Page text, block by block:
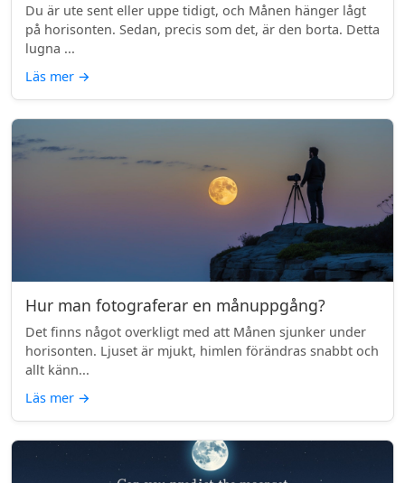
Du är ute sent eller uppe tidigt, och Månen hänger lågt
på horisonten. Sedan, precis som det, är den borta. Detta
lugna ...
Läs mer →
Hur man fotograferar en månuppgång?
Det finns något overkligt med att Månen sjunker under
horisonten. Ljuset är mjukt, himlen förändras snabbt och
allt känn...
Läs mer →